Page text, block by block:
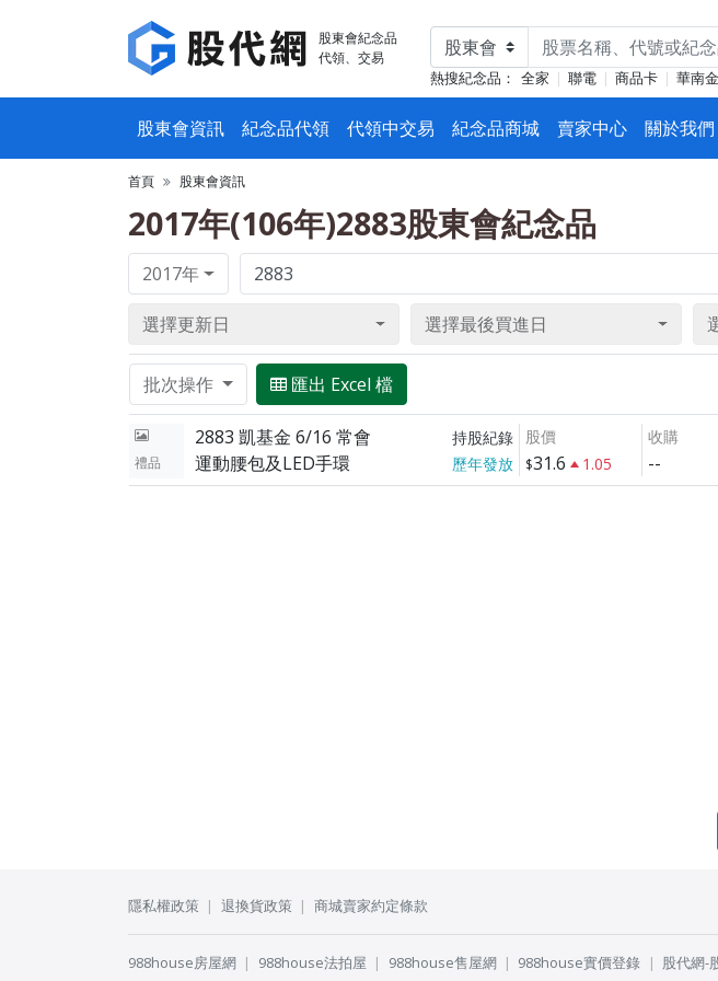
股東會紀念品
代領、交易
熱搜紀念品： 全家 聯電 商品卡 華南金
股東會資訊 紀念品代領 代領中交易 紀念品商城 賣家中心 關於我們
首頁 股東會資訊
2017年(106年)2883股東會紀念品
2017年
選擇更新日 選擇最後買進日
批次操作 匯出 Excel 檔
禮品
2883 凱基金 6/16 常會 持股紀錄
運動腰包及LED手環 歷年發放
股價
31.6 1.05
收購
--
隱私權政策 退換貨政策 商城賣家約定條款
988house房屋網 988house法拍屋 988house售屋網 988house實價登錄 股代網-